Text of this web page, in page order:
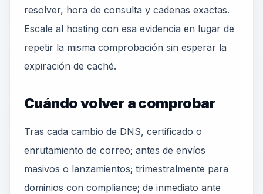
resolver, hora de consulta y cadenas exactas.
Escale al hosting con esa evidencia en lugar de
repetir la misma comprobación sin esperar la
expiración de caché.
Cuándo volver a comprobar
Tras cada cambio de DNS, certificado o
enrutamiento de correo; antes de envíos
masivos o lanzamientos; trimestralmente para
dominios con compliance; de inmediato ante